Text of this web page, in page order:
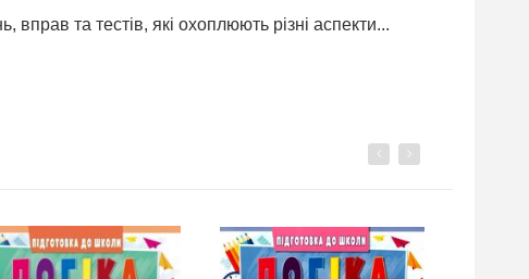
вправ та тестів, які охоплюють різні аспекти...
Previous
Next